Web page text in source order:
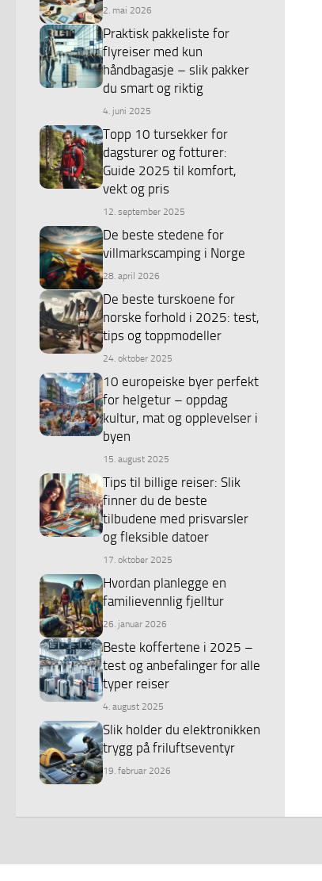
2. mai 2026
Praktisk pakkeliste for
flyreiser med kun
håndbagasje – slik pakker
du smart og riktig
4. juni 2025
Topp 10 tursekker for
dagsturer og fotturer:
Guide 2025 til komfort,
vekt og pris
12. september 2025
De beste stedene for
villmarkscamping i Norge
28. april 2026
De beste turskoene for
norske forhold i 2025: test,
tips og toppmodeller
24. oktober 2025
10 europeiske byer perfekt
for helgetur – oppdag
kultur, mat og opplevelser i
byen
15. august 2025
Tips til billige reiser: Slik
finner du de beste
tilbudene med prisvarsler
og fleksible datoer
17. oktober 2025
Hvordan planlegge en
familievennlig fjelltur
26. januar 2026
Beste koffertene i 2025 –
test og anbefalinger for alle
typer reiser
4. august 2025
Slik holder du elektronikken
trygg på friluftseventyr
19. februar 2026